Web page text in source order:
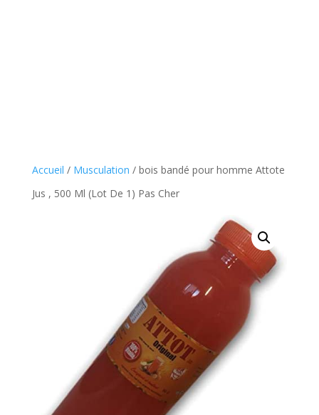
Accueil / Musculation / bois bandé pour homme Attote
Jus , 500 Ml (Lot De 1) Pas Cher